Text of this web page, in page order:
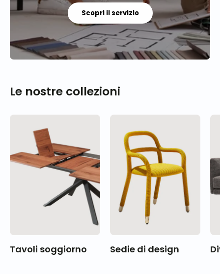
Scopri il servizio
Le nostre collezioni
Tavoli soggiorno Sedie di design